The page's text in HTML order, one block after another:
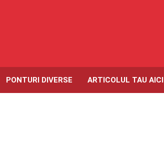
PONTURI DIVERSE ARTICOLUL TAU AICI